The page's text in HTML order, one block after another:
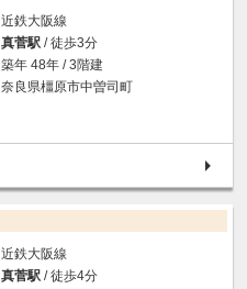
近鉄大阪線
真菅駅 / 徒歩3分
築年 48年 / 3階建
奈良県橿原市中曽司町
近鉄大阪線
真菅駅 / 徒歩4分